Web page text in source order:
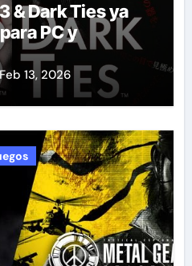
& Dark Ties ya
PC y
Feb 13, 2026